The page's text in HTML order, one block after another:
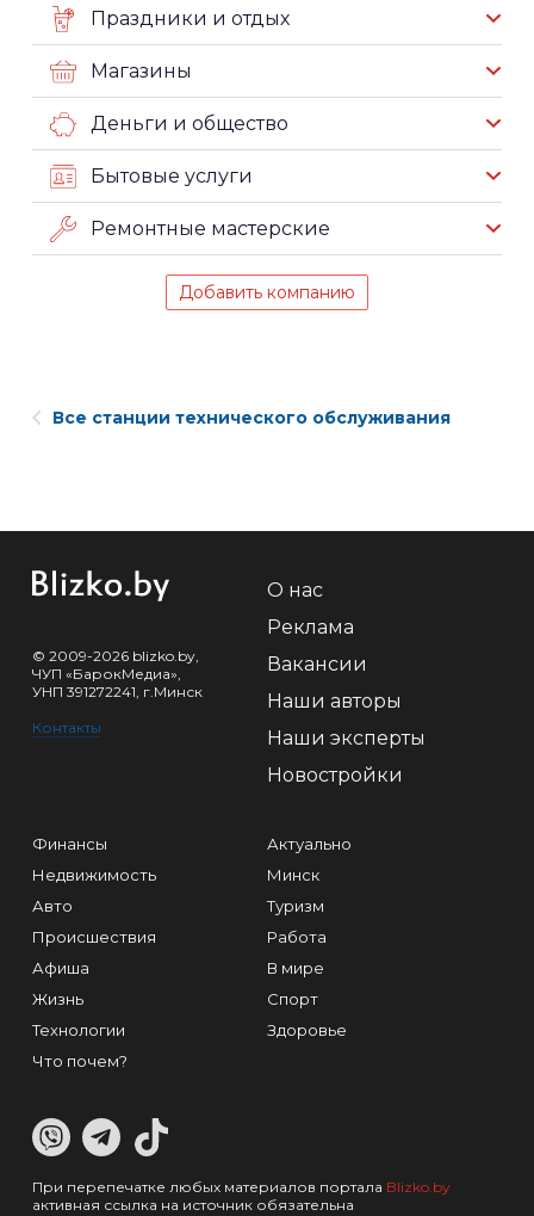
Праздники и отдых
Магазины
Деньги и общество
Бытовые услуги
Ремонтные мастерские
Добавить компанию
Все станции технического обслуживания
© 2009-2026 blizko.by,
ЧУП «БарокМедиа»,
УНП 391272241, г.Минск
Контакты
О нас
Реклама
Вакансии
Наши авторы
Наши эксперты
Новостройки
Финансы
Недвижимость
Авто
Происшествия
Афиша
Жизнь
Технологии
Что почем?
Актуально
Минск
Туризм
Работа
В мире
Спорт
Здоровье
При перепечатке любых материалов портала Blizko.by
активная ссылка на источник обязательна